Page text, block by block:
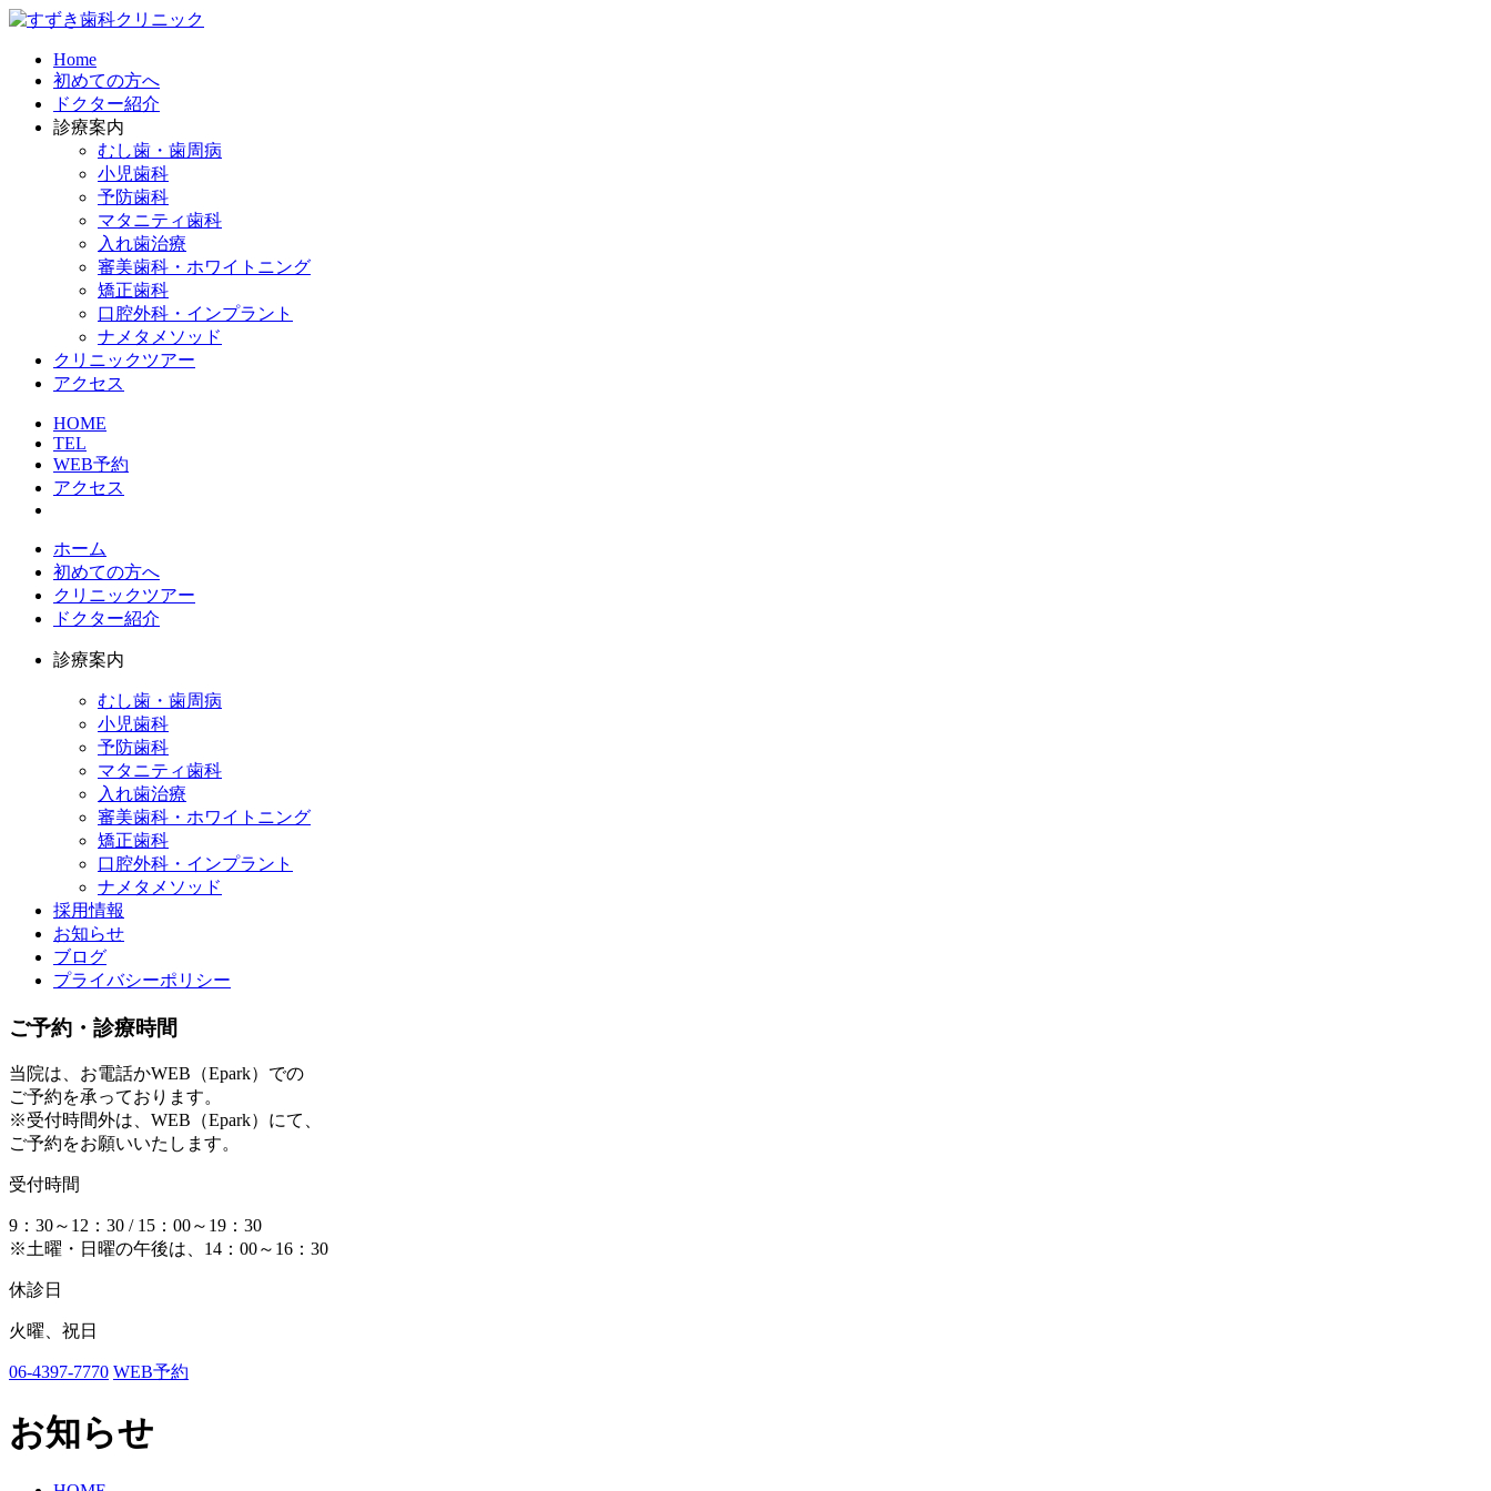
Home
初めての方へ
ドクター紹介
診療案内
むし歯・歯周病
小児歯科
予防歯科
マタニティ歯科​
入れ歯治療​
審美歯科・ホワイトニング​
矯正歯科​
口腔外科・インプラント​
ナメタメソッド
クリニックツアー
アクセス
HOME
TEL
WEB予約
アクセス
ホーム
初めての方へ
クリニックツアー
ドクター紹介
診療案内
むし歯・歯周病
小児歯科​
予防歯科​
マタニティ歯科​
入れ歯治療​
審美歯科・ホワイトニング​
矯正歯科​
口腔外科・インプラント​
ナメタメソッド
採用情報​
お知らせ​
ブログ​
プライバシーポリシー​
ご予約・診療時間
当院は、お電話かWEB（Epark）での
ご予約を承っております。
※受付時間外は、WEB（Epark）にて、
ご予約をお願いいたします。
受付時間
9：30～12：30 / 15：00～19：30
※土曜・日曜の午後は、14：00～16：30
休診日
火曜、祝日
06-4397-7770 WEB予約
お知らせ